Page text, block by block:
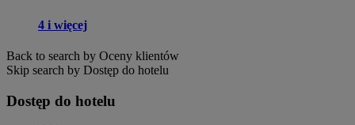
4 i więcej
Back to search by Oceny klientów
Skip search by Dostęp do hotelu
Dostęp do hotelu